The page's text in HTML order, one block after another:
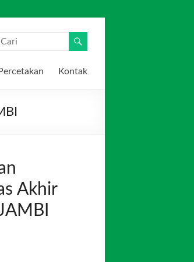
Percetakan Kontak
Akhir